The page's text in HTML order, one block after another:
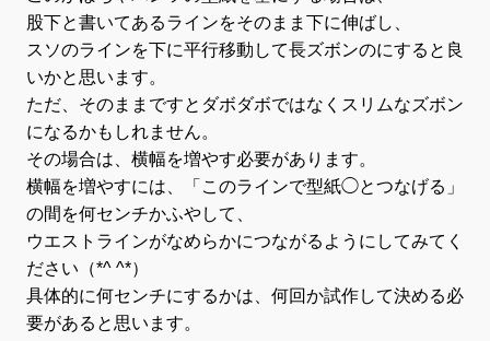
股下と書いてあるラインをそのまま下に伸ばし、
スソのラインを下に平行移動して長ズボンのにすると良
いかと思います。
ただ、そのままですとダボダボではなくスリムなズボン
になるかもしれません。
その場合は、横幅を増やす必要があります。
横幅を増やすには、「このラインで型紙◯とつなげる」
の間を何センチかふやして、
ウエストラインがなめらかにつながるようにしてみてく
ださい（*^ ^*）
具体的に何センチにするかは、何回か試作して決める必
要があると思います。